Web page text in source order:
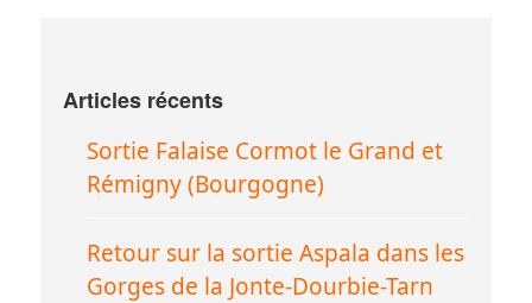
Articles récents
Sortie Falaise Cormot le Grand et
Rémigny (Bourgogne)
Retour sur la sortie Aspala dans les
Gorges de la Jonte-Dourbie-Tarn